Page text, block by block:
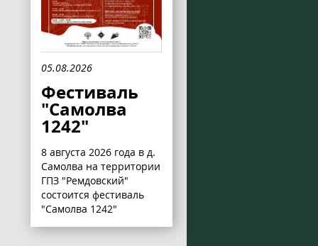
05.08.2026
Фестиваль
"Самолва
1242"
8 августа 2026 года в д.
Самолва на территории
ГПЗ "Ремдовский"
состоится фестиваль
"Самолва 1242"